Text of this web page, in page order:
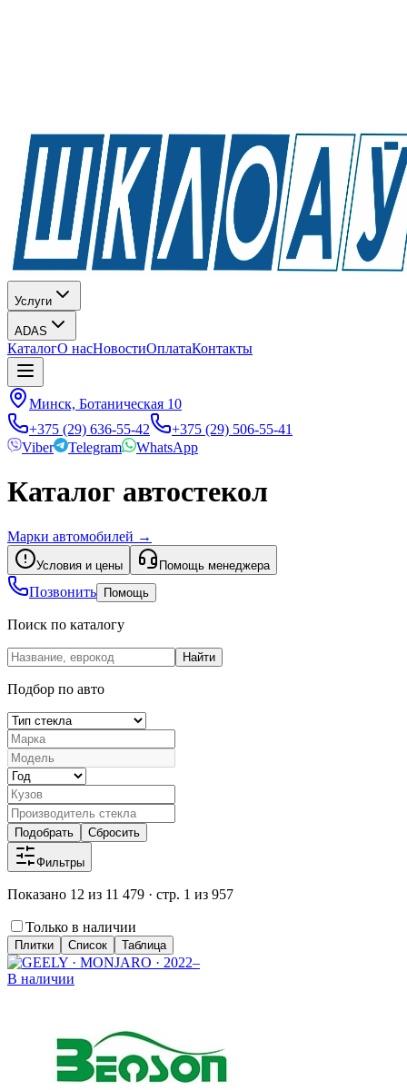
Услуги
ADAS
КаталогО насНовостиОплатаКонтакты
Минск, Ботаническая 10
+375 (29) 636-55-42
+375 (29) 506-55-41
Viber
Telegram WhatsApp
Каталог автостекол
Марки автомобилей →
Условия и цены Помощь менеджера
Позвонить Помощь
Поиск по каталогу
Найти
Подбор по авто
Подобрать Сбросить
Фильтры
Показано 12 из 11 479 · стр. 1 из 957
Только в наличии
Плитки Список Таблица
В наличии